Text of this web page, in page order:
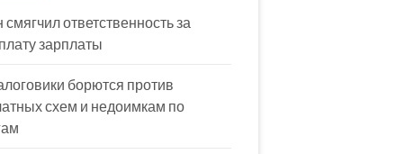
смягчил ответственность за
зарплаты
борются против
схем и недоимкам по